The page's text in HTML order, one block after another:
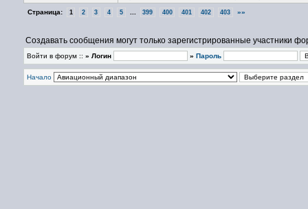
Страница: 1 2 3 4 5 399 400 401 402 403 »»
Создавать сообщения могут только зарегистрированные участники
Войти в форум :: » Логин » Пароль
Начало